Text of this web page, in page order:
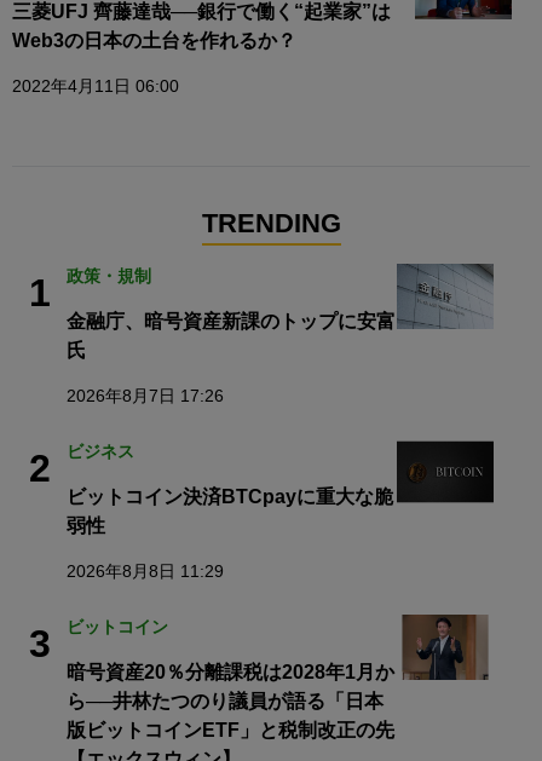
三菱UFJ 齊藤達哉──銀行で働く“起業家”は
Web3の日本の土台を作れるか？
2022年4月11日 06:00
TRENDING
1 政策・規制
金融庁、暗号資産新課のトップに安富
氏
2026年8月7日 17:26
2 ビジネス
ビットコイン決済BTCpayに重大な脆
弱性
2026年8月8日 11:29
3 ビットコイン
暗号資産20％分離課税は2028年1月か
ら──井林たつのり議員が語る「日本
版ビットコインETF」と税制改正の先